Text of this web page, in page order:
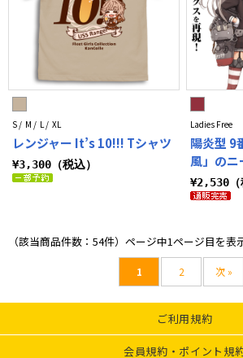
S / M / L / XL
レンジャー It’s 10!!! Tシャツ
¥3,300（税込）
Ladies Free
陽炎型 9
風」のニ
¥2,530（
（該当商品件数：54件）ページ中1ページ目を表
1 2 次 »
ご利用規約
会員規約・ポイント規